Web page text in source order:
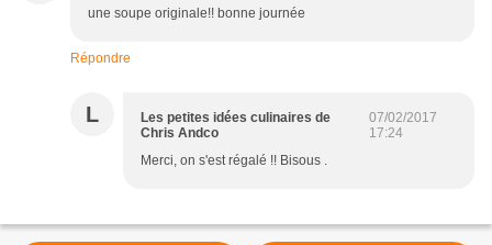
une soupe originale!! bonne journée
Répondre
L
Les petites idées culinaires de
Chris Andco
07/02/2017
17:24
Merci, on s'est régalé !! Bisous .